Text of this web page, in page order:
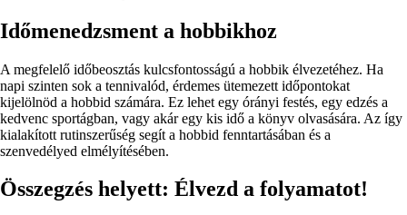
Időmenedzsment a hobbikhoz
A megfelelő időbeosztás kulcsfontosságú a hobbik élvezetéhez. Ha
napi szinten sok a tennivalód, érdemes ütemezett időpontokat
kijelölnöd a hobbid számára. Ez lehet egy órányi festés, egy edzés a
kedvenc sportágban, vagy akár egy kis idő a könyv olvasására. Az így
kialakított rutinszerűség segít a hobbid fenntartásában és a
szenvedélyed elmélyítésében.
Összegzés helyett: Élvezd a folyamatot!